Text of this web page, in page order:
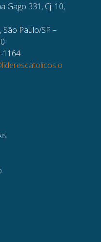
Gago 331, Cj. 10,
São Paulo/SP –
1164